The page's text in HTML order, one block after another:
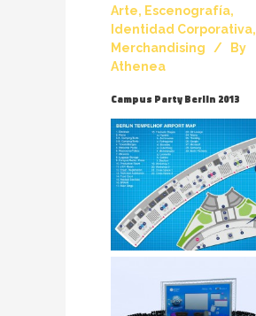
Arte, Escenografía,
Identidad Corporativa,
Merchandising
By
Athenea
Campus Party Berlin 2013